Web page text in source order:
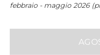
febbraio - maggio 2026